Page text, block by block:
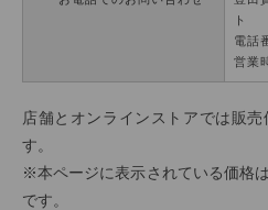
ト
電話
営業
店舗とオンラインストアでは販
す。
※本ページに表示されている価格
です。